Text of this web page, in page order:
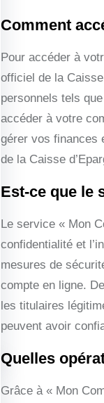
Comment
Pour accéder à
officiel de la
personnels tels
accéder à votre
gérer vos finances
de la Caisse
Est-ce que le
Le service « Mon
confidentialité et
mesures de
compte en ligne.
les titulaires
peuvent avoir
Quelles
Grâce à « Mon